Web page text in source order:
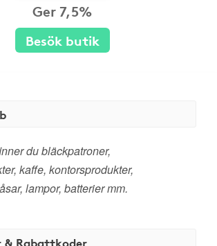
Ger 7,5%
Besök butik
du bläckpatroner,
kaffe, kontorsprodukter,
lampor, batterier mm.
& Rabattkoder